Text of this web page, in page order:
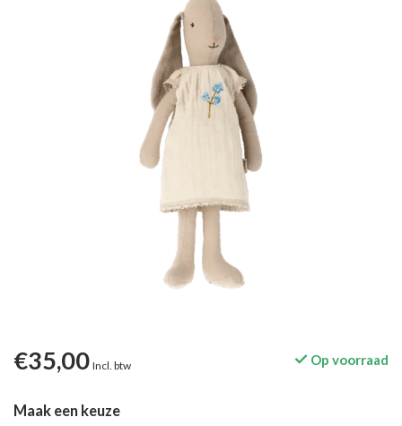
€35,00 Incl. btw Op voorraad
Maak een keuze